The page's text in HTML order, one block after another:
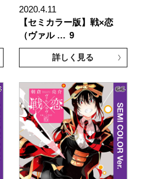
2020.4.11
【セミカラー版】戦×恋
（ヴァル … 9
詳しく見る